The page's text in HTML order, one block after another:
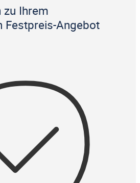
zu Ihrem
Festpreis-Angebot